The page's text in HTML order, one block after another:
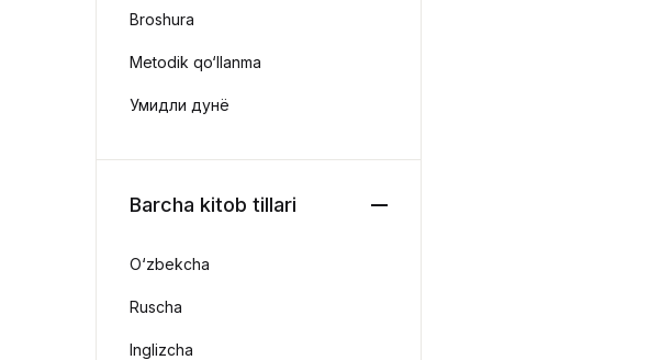
Broshura
Metodik qo‘llanma
Умидли дунё
Barcha kitob tillari
O‘zbekcha
Ruscha
Inglizcha